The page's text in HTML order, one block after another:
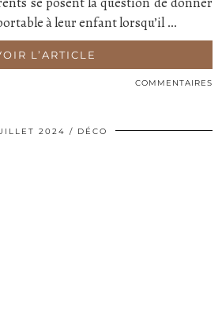
à leur enfant lorsqu’il …
L’ARTICLE
COMMENTAIRES
2024 DÉCO